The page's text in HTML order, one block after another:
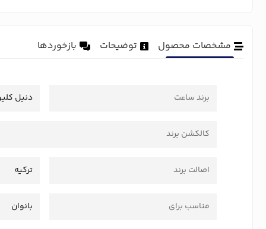
مشخصات محصول توضیحات بازخوردها
برند ساعت دنیل
کالکشن برند
اصالت برند ترکیه
مناسب برای بانوان